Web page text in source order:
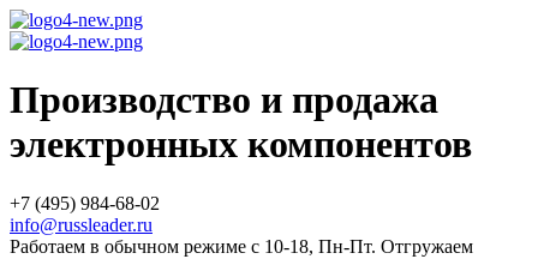
Производство и продажа
электронных компонентов
+7 (495) 984-68-02
info@russleader.ru
Работаем в обычном режиме с 10-18, Пн-Пт. Отгружаем